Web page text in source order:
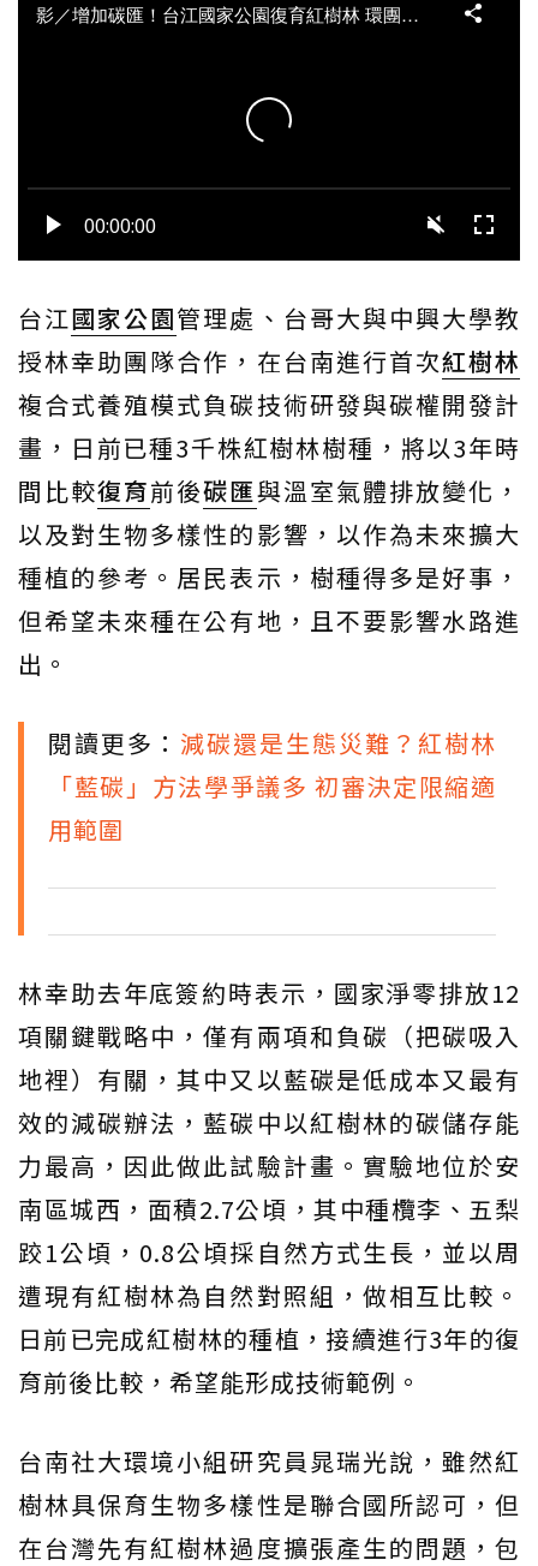
台江國家公園管理處、台哥大與中興大學教
授林幸助團隊合作，在台南進行首次紅樹林
複合式養殖模式負碳技術研發與碳權開發計
畫，日前已種3千株紅樹林樹種，將以3年時
間比較復育前後碳匯與溫室氣體排放變化，
以及對生物多樣性的影響，以作為未來擴大
種植的參考。居民表示，樹種得多是好事，
但希望未來種在公有地，且不要影響水路進
出。
閱讀更多： 減碳還是生態災難？紅樹林
「藍碳」方法學爭議多 初審決定限縮適
用範圍
林幸助去年底簽約時表示，國家淨零排放12
項關鍵戰略中，僅有兩項和負碳（把碳吸入
地裡）有關，其中又以藍碳是低成本又最有
效的減碳辦法，藍碳中以紅樹林的碳儲存能
力最高，因此做此試驗計畫。實驗地位於安
南區城西，面積2.7公頃，其中種欖李、五梨
跤1公頃，0.8公頃採自然方式生長，並以周
遭現有紅樹林為自然對照組，做相互比較。
日前已完成紅樹林的種植，接續進行3年的復
育前後比較，希望能形成技術範例。
台南社大環境小組研究員晁瑞光說，雖然紅
樹林具保育生物多樣性是聯合國所認可，但
在台灣先有紅樹林過度擴張產生的問題，包